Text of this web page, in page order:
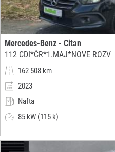
Mercedes-Benz - Citan
112 CDI*ČR*1.MAJ*NOVE ROZV
162 508 km
2023
Nafta
85 kW (115 k)